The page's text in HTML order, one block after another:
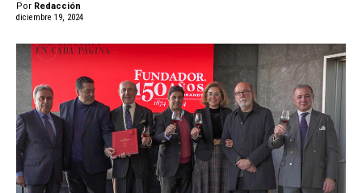
Por Redacción
diciembre 19, 2024